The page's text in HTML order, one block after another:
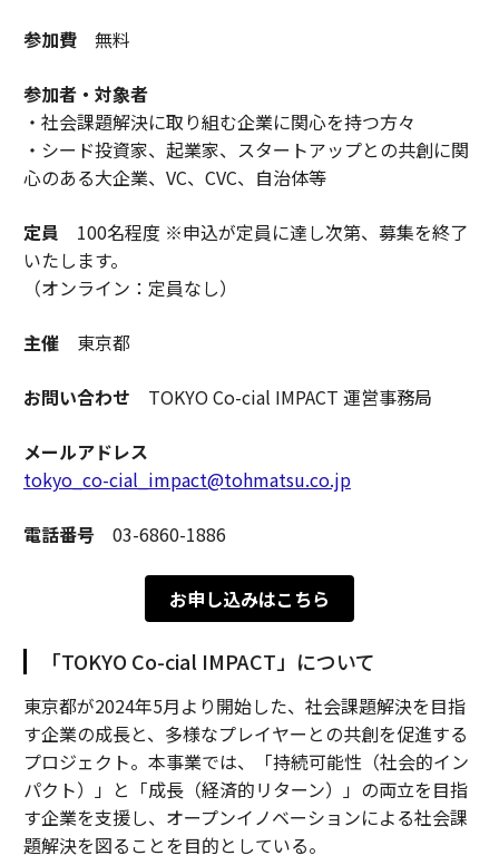
参加費無料
参加者・対象者
・社会課題解決に取り組む企業に関心を持つ方々
・シード投資家、起業家、スタートアップとの共創に関
心のある大企業、VC、CVC、自治体等
定員 100名程度 ※申込が定員に達し次第、募集を終了
いたします。
（オンライン：定員なし）
主催東京都
お問い合わせ TOKYO Co-cial IMPACT 運営事務局
メールアドレス
tokyo_co-cial_impact@tohmatsu.co.jp
電話番号 03-6860-1886
お申し込みはこちら
「TOKYO Co-cial IMPACT」について
東京都が2024年5月より開始した、社会課題解決を目指
す企業の成長と、多様なプレイヤーとの共創を促進する
プロジェクト。本事業では、「持続可能性（社会的イン
パクト）」と「成長（経済的リターン）」の両立を目指
す企業を支援し、オープンイノベーションによる社会課
題解決を図ることを目的としている。